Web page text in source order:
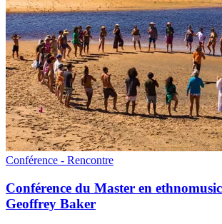
Conférence - Rencontre
Conférence du Master en
Geoffrey Baker